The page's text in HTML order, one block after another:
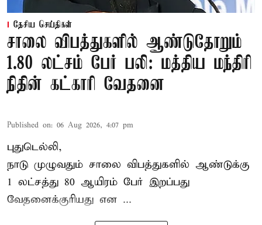
தேசிய செய்திகள்
சாலை விபத்துகளில் ஆண்டுதோறும்
1.80 லட்சம் பேர் பலி: மத்திய மந்திரி
நிதின் கட்காரி வேதனை
Published on: 06 Aug 2026, 4:07 pm
புதுடெல்லி,
நாடு முழுவதும் சாலை விபத்துகளில் ஆண்டுக்கு
1 லட்சத்து 80 ஆயிரம் பேர் இறப்பது
வேதனைக்குரியது என ...